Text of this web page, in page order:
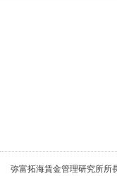
弥富拓海賃金管理研究所所